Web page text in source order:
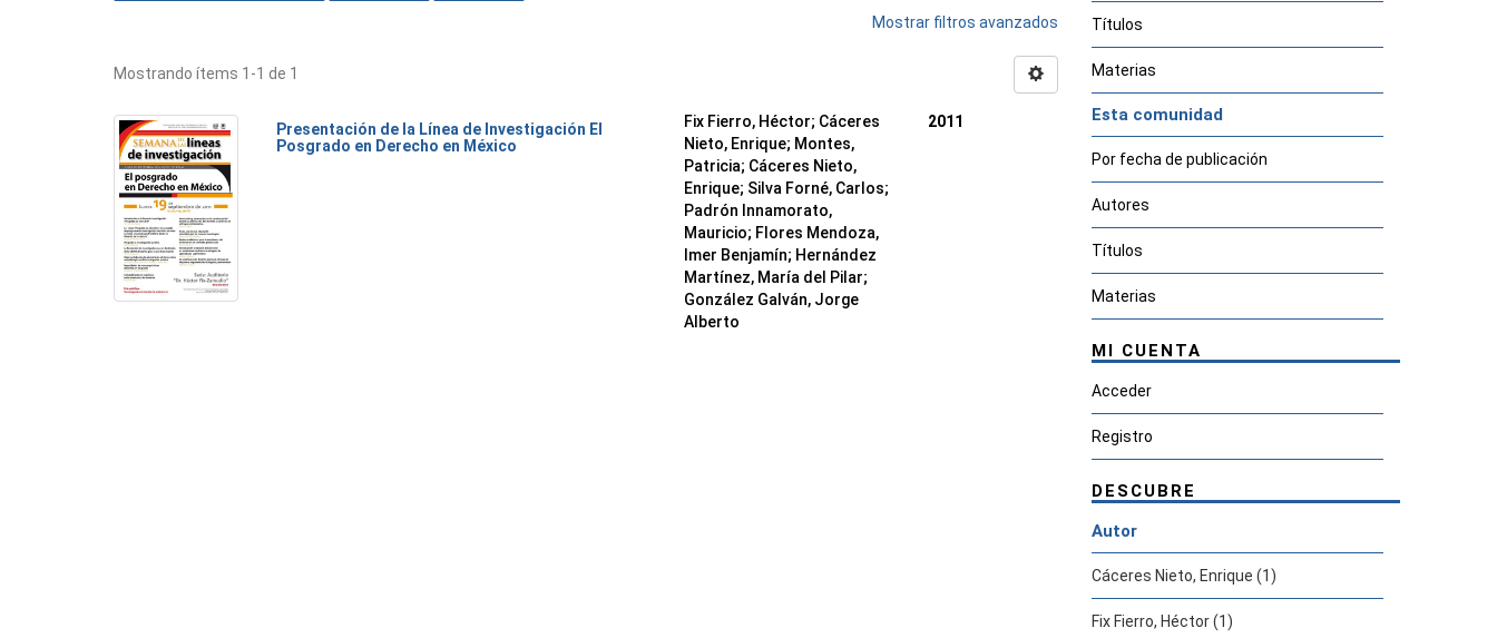
Mostrar filtros avanzados
Mostrando ítems 1-1 de 1
Presentación de la Línea de Investigación El
Posgrado en Derecho en México
Fix Fierro, Héctor; Cáceres
Nieto, Enrique; Montes,
Patricia; Cáceres Nieto,
Enrique; Silva Forné, Carlos;
Padrón Innamorato,
Mauricio; Flores Mendoza,
Imer Benjamín; Hernández
Martínez, María del Pilar;
González Galván, Jorge
Alberto
2011
Títulos
Materias
Esta comunidad
Por fecha de publicación
Autores
Títulos
Materias
MI CUENTA
Acceder
Registro
DESCUBRE
Autor
Cáceres Nieto, Enrique (1)
Fix Fierro, Héctor (1)